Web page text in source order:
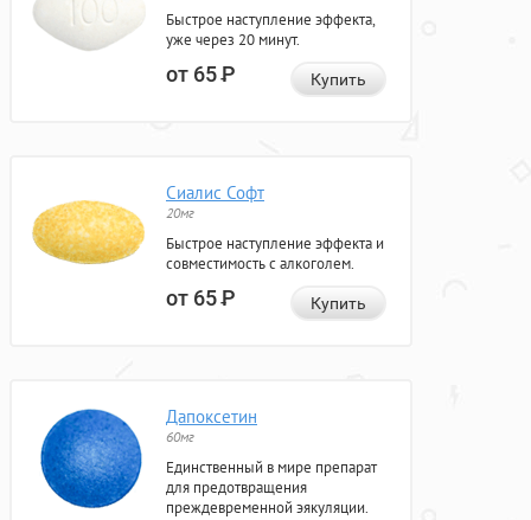
Быстрое наступление эффекта,
уже через 20 минут.
от 65Р Купить
Сиалис Софт
20мг
Быстрое наступление эффекта и
совместимость с алкоголем.
от 65Р Купить
Дапоксетин
60мг
Единственный в мире препарат
для предотвращения
преждевременной эякуляции.